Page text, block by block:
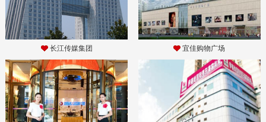
长江传媒集团 宜佳购物广场